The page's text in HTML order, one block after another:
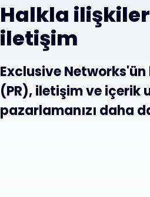
Halkla
iletişim
Exclusive
(PR), iletişim ve içerik
pazarlamanızı daha